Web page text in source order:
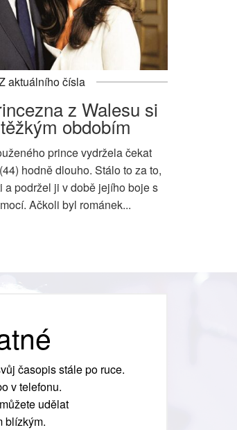
aktuálního čísla
z Walesu si
obdobím
prince vydržela čekat
hodně dlouho. Stálo to za to,
a podržel ji v době jejího boje s
Ačkoli byl románek...
časopis stále po ruce.
v telefonu.
udělat
blízkým.